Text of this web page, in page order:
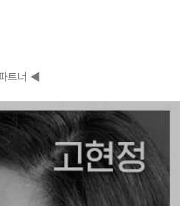
트너 ◀